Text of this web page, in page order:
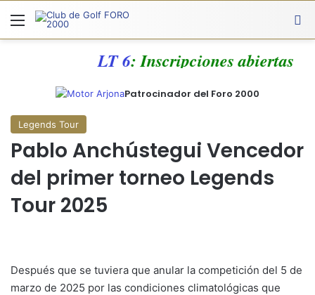
Menú
LT 6: Inscripciones abiertas
Patrocinador del Foro 2000
Legends Tour
Pablo Anchústegui Vencedor
del primer torneo Legends
Tour 2025
Después que se tuviera que anular la competición del 5 de
marzo de 2025 por las condiciones climatológicas que